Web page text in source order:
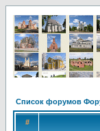
Список форумов
#